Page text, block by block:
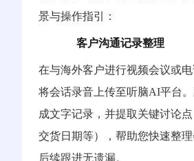
景与操作指引：
客户沟通记录整理
在与海外客户进行视频会议或
将会话录音上传至听脑AI平台
成文字记录，并提取关键讨论点
交货日期等），帮助您快速整
后续跟进无遗漏。